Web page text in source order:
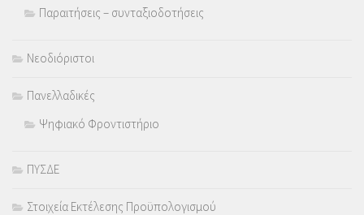
Παραιτήσεις – συνταξιοδοτήσεις
Νεοδιόριστοι
Πανελλαδικές
Ψηφιακό Φροντιστήριο
ΠΥΣΔΕ
Στοιχεία Εκτέλεσης Προϋπολογισμού